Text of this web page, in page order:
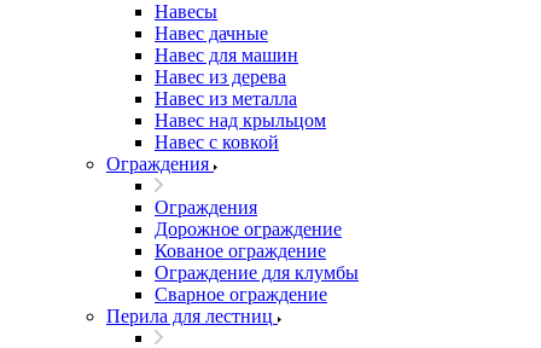
Навесы
Навес дачные
Навес для машин
Навес из дерева
Навес из металла
Навес над крыльцом
Навес с ковкой
Ограждения
Ограждения
Дорожное ограждение
Кованое ограждение
Ограждение для клумбы
Сварное ограждение
Перила для лестниц